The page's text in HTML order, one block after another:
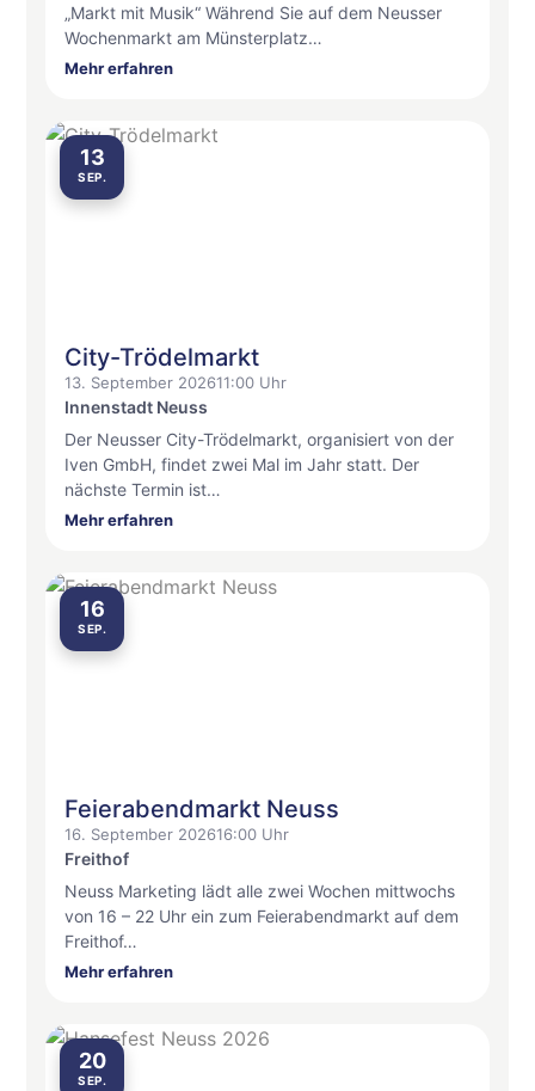
„Markt mit Musik“ Während Sie auf dem Neusser
Wochenmarkt am Münsterplatz…
Mehr erfahren
13
SEP.
City-Trödelmarkt
13. September 202611:00 Uhr
Innenstadt Neuss
Der Neusser City-Trödelmarkt, organisiert von der
Iven GmbH, findet zwei Mal im Jahr statt. Der
nächste Termin ist…
Mehr erfahren
16
SEP.
Feierabendmarkt Neuss
16. September 202616:00 Uhr
Freithof
Neuss Marketing lädt alle zwei Wochen mittwochs
von 16 – 22 Uhr ein zum Feierabendmarkt auf dem
Freithof…
Mehr erfahren
20
SEP.